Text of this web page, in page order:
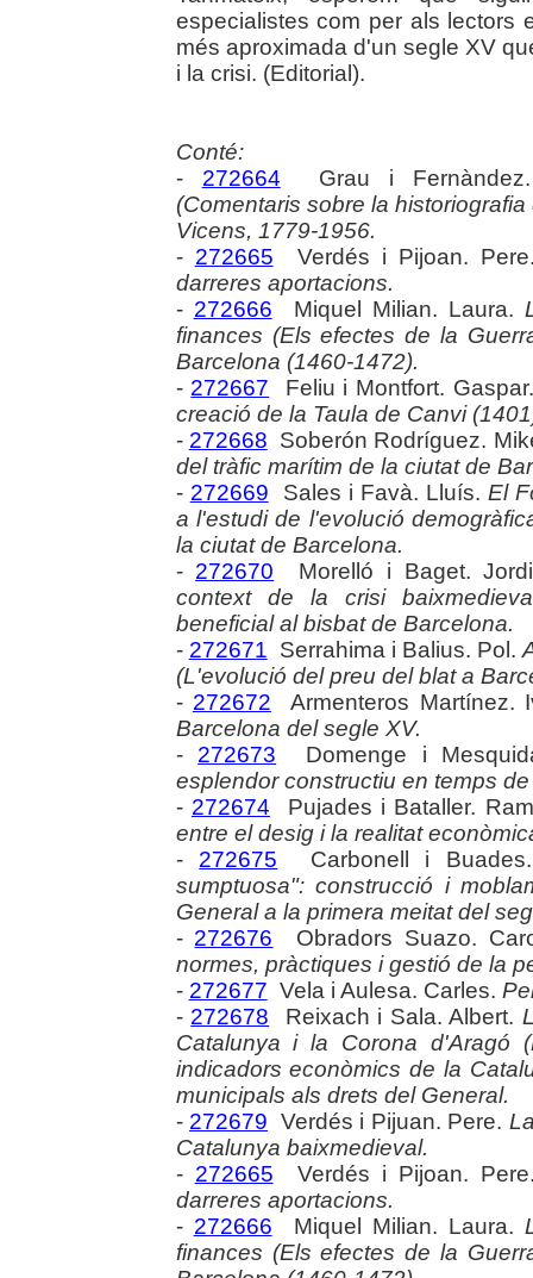
especialistes com per als lectors
més aproximada d'un segle XV
i la crisi. (Editorial).
Conté:
- 272664 Grau i
(Comentaris sobre la
Vicens, 1779-1956.
- 272665 Verdés i Pijoan.
darreres aportacions.
- 272666 Miquel Milian. Laura.
finances (Els efectes de la
Barcelona (1460-1472).
- 272667 Feliu i Montfort.
creació de la Taula de Canvi
- 272668 Soberón Rodríguez.
del tràfic marítim de la ciutat de
- 272669 Sales i Favà. Lluís.El
a l'estudi de l'evolució
la ciutat de Barcelona.
- 272670 Morelló i Baget.
context de la crisi
beneficial al bisbat de Barcelona.
- 272671 Serrahima i Balius. Pol.
(L'evolució del preu del blat a
- 272672 Armenteros Martínez.
Barcelona del segle XV.
- 272673 Domenge i
esplendor constructiu en temps
- 272674 Pujades i Bataller.
entre el desig i la realitat
- 272675 Carbonell i
sumptuosa": construcció i
General a la primera meitat del
- 272676 Obradors Suazo.
normes, pràctiques i gestió de la
- 272677 Vela i Aulesa. Carles.
- 272678 Reixach i Sala. Albert.
Catalunya i la Corona d'Aragó
indicadors econòmics de la
municipals als drets del General.
- 272679 Verdés i Pijuan. Pere.
Catalunya baixmedieval.
- 272665 Verdés i Pijoan.
darreres aportacions.
- 272666 Miquel Milian. Laura.
finances (Els efectes de la